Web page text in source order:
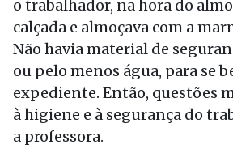
o trabalhador, na hora do
calçada e almoçava com a
Não havia material de
ou pelo menos água, para se
expediente. Então, questões
à higiene e à segurança do
a professora.